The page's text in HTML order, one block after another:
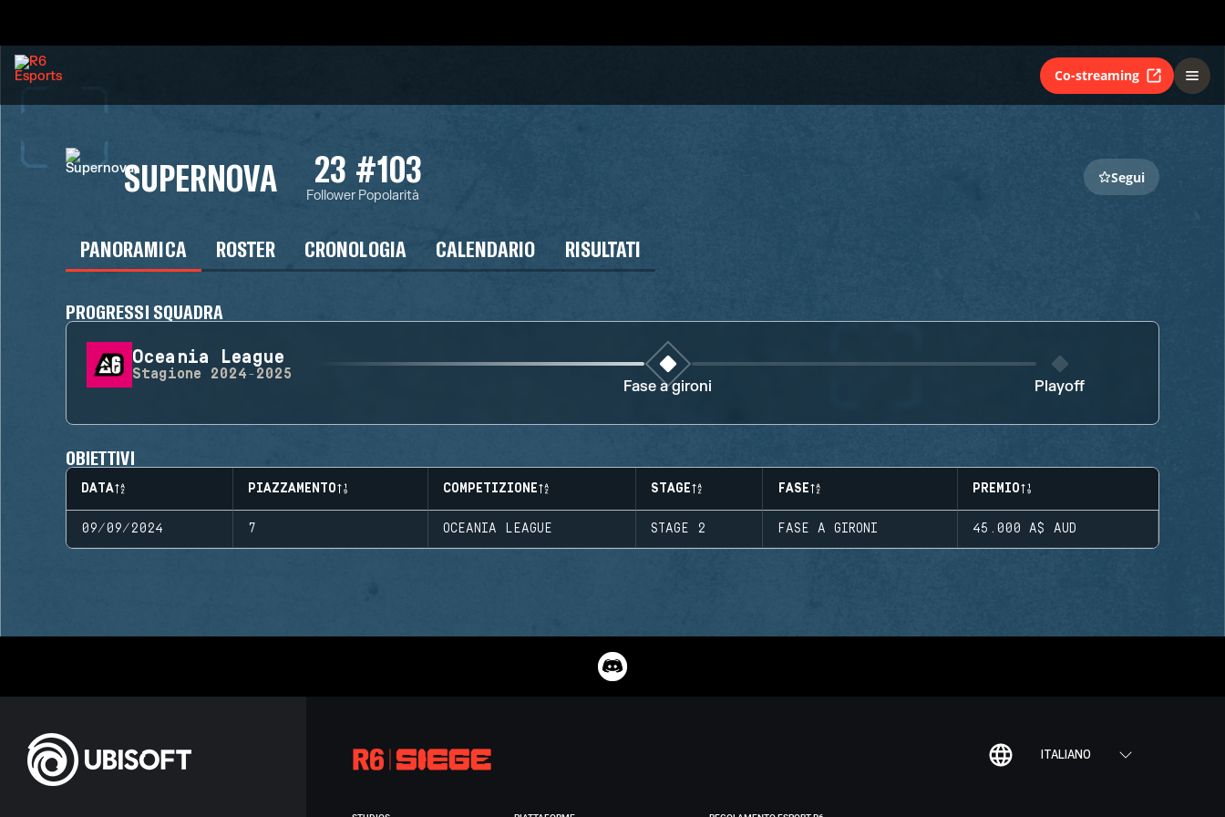
Co-streaming
SUPERNOVA 23
Follower
#103
Popolarità
Segui
PANORAMICA ROSTER CRONOLOGIA CALENDARIO RISULTATI
PROGRESSI SQUADRA
Oceania League
Stagione 2024-2025
Fase a gironi Playoff
OBIETTIVI
DATA PIAZZAMENTO COMPETIZIONE STAGE FASE PREMIO
09/09/2024 7 OCEANIA LEAGUE STAGE 2 FASE A GIRONI 45.000 A$ AUD
ITALIANO